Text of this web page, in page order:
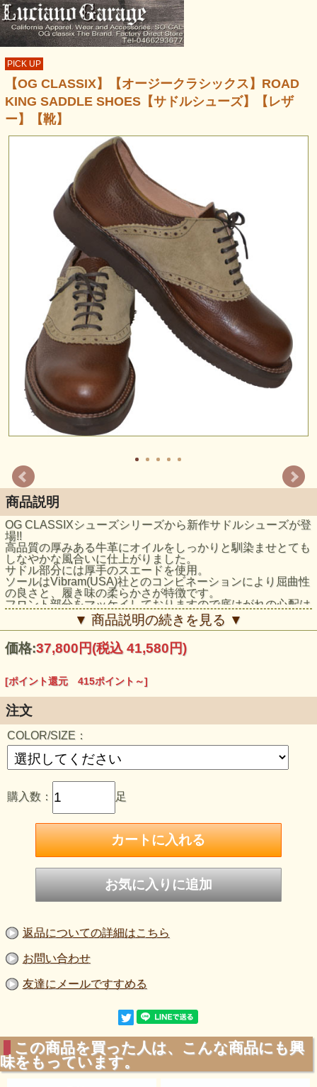
PICK UP
【OG CLASSIX】【オージークラシックス】ROAD
KING SADDLE SHOES【サドルシューズ】【レザ
ー】【靴】
商品説明
OG CLASSIXシューズシリーズから新作サドルシューズが登
場!!
高品質の厚みある牛革にオイルをしっかりと馴染ませとても
しなやかな風合いに仕上がりました。
サドル部分には厚手のスエードを使用。
ソールはVibram(USA)社とのコンビネーションにより屈曲性
の良さと、履き味の柔らかさが特徴です。
フロント部分をマッケイしておりますので底はがれの心配は
スーツ等のカッチリしたスタイルにはもちろん、
デニムやカジュアルスタイルにもピッタリな形&履き心地を
是非試してみて下さい!!
●BLACK×BLACK・BROWN×BEIGE
▼ 商品説明の続きを見る ▼
価格:37,800円(税込 41,580円)
[ポイント還元 415ポイント～]
注文
COLOR/SIZE：
購入数： 足
返品についての詳細はこちら
お問い合わせ
友達にメールですすめる
この商品を買った人は、こんな商品にも興
味をもっています。